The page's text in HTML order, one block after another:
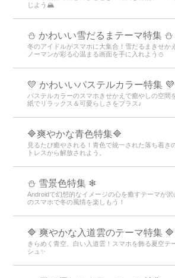
じよう🏔️
⛄️ かわいい雪だるまテーマ特集️ ⛄️
冬のアイドルがスマホに大集合！雪だるまきせか
ノーマンが彩る心温まる画面を手に入れよう️⛄️
💛 かわいいパステルカラー特集 💜
パステルカラーのスマホきせかえで癒やしの空間
紙でリラックス＆可愛らしさをプラス♪
🔷爽やかな青色特集🔷
見るたび癒やされる！青色で統一された落ち着き
トレスから解放されよう。
⛄ 雪景色特集 ❄
Androidで幻想的なイメージの心を癒すテーマが
のスマホで冬の風情を楽しもう！
🔷 爽やかな入道雲のテーマ特集 🔷
きらめく青空、白い入道雲！スマホを飾る夏空テ
シュ✨